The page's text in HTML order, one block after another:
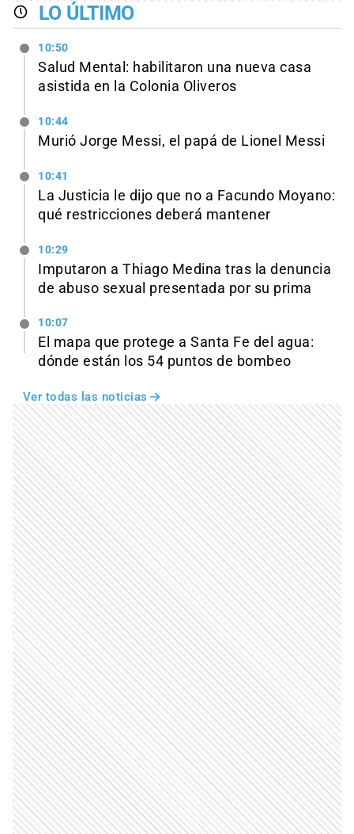
LO ÚLTIMO
10:50
Salud Mental: habilitaron una nueva casa
asistida en la Colonia Oliveros
10:44
Murió Jorge Messi, el papá de Lionel Messi
10:41
La Justicia le dijo que no a Facundo Moyano:
qué restricciones deberá mantener
10:29
Imputaron a Thiago Medina tras la denuncia
de abuso sexual presentada por su prima
10:07
El mapa que protege a Santa Fe del agua:
dónde están los 54 puntos de bombeo
Ver todas las noticias